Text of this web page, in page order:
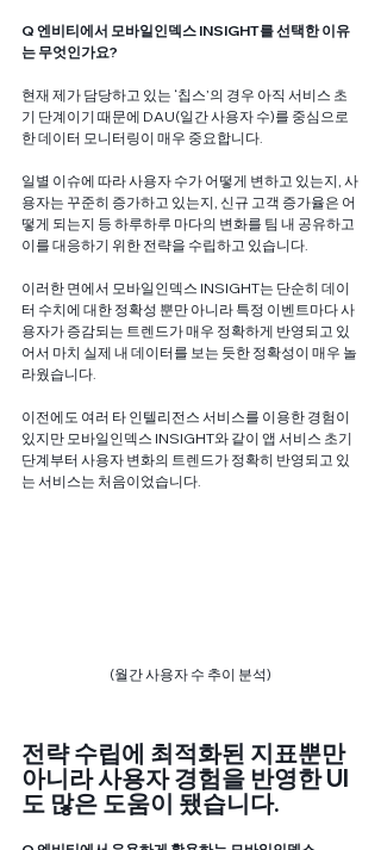
Q 엔비티에서 모바일인덱스 INSIGHT를 선택한 이유
는 무엇인가요?
현재 제가 담당하고 있는 ‘칩스’의 경우 아직 서비스 초
기 단계이기 때문에 DAU(일간 사용자 수)를 중심으로
한 데이터 모니터링이 매우 중요합니다.
일별 이슈에 따라 사용자 수가 어떻게 변하고 있는지, 사
용자는 꾸준히 증가하고 있는지, 신규 고객 증가율은 어
떻게 되는지 등 하루하루 마다의 변화를 팀 내 공유하고
이를 대응하기 위한 전략을 수립하고 있습니다.
이러한 면에서 모바일인덱스 INSIGHT는 단순히 데이
터 수치에 대한 정확성 뿐만 아니라 특정 이벤트마다 사
용자가 증감되는 트렌드가 매우 정확하게 반영되고 있
어서 마치 실제 내 데이터를 보는 듯한 정확성이 매우 놀
라웠습니다.
이전에도 여러 타 인텔리전스 서비스를 이용한 경험이
있지만 모바일인덱스 INSIGHT와 같이 앱 서비스 초기
단계부터 사용자 변화의 트렌드가 정확히 반영되고 있
는 서비스는 처음이었습니다.
(월간 사용자 수 추이 분석)
전략 수립에 최적화된 지표뿐만
아니라 사용자 경험을 반영한 UI
도 많은 도움이 됐습니다.